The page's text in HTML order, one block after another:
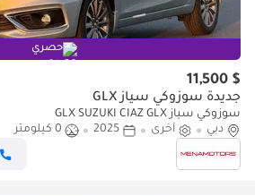
حصري
$ 11,500
جديدة سوزوكي سياز GLX
سوزوكي سياز GLX SUZUKI CIAZ GLX
دبي
أخرى 2025
0 كيلومتر